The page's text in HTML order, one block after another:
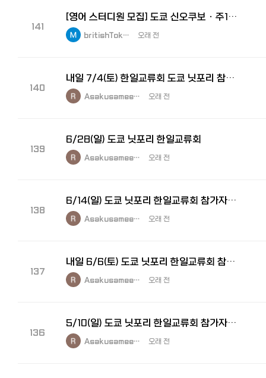
141
[영어 스터디원 모집] 도쿄 신오쿠보 · 주1회 · "이번엔 진짜 끝까지 가보실 분"
britishTok… 오래 전
140
내일 7/4(토) 한일교류회 도쿄 닛포리 참가자를 모집합니다.
Asakusamee… 오래 전
139
6/28(일) 도쿄 닛포리 한일교류회
Asakusamee… 오래 전
138
6/14(일) 도쿄 닛포리 한일교류회 참가자 모집
Asakusamee… 오래 전
137
내일 6/6(토) 도쿄 닛포리 한일교류회 참가자 모집
Asakusamee… 오래 전
136
5/10(일) 도쿄 닛포리 한일교류회 참가자 모집
Asakusamee… 오래 전